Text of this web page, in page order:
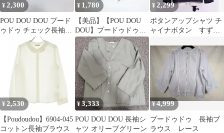
¥2,300
POU DOU DOU プード
ゥドゥ チェック長袖シ
ャツ 襟刺繍 イエロー
¥ 1,780
【美品】【POU DOU
DOU】プードゥドゥ
総柄ブラウス トップ
ス 綿
¥2,299
ボタンアップシャツ チ
ャイナボタン すずら
¥ 2,530
【Poudoudou】6904-045
コットン長袖ブラウス
¥3,333
POU DOU DOU 長袖シ
ャツ オリーブグリーン
¥4,999
プードゥドゥ 長袖ブ
ラウス レース